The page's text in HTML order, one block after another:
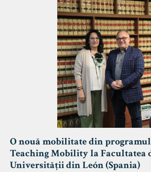
O nouă mobilitate din
Teaching Mobility la Facultatea
Universității din León (Spania)